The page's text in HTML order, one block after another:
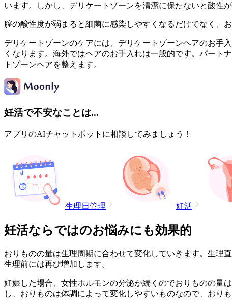
います。しかし、デリケートゾーンを清潔に保たないと酸性
膣の酸性度が弱まると細菌に感染しやすくなるだけでなく、
デリケートゾーンのケアには、デリケートゾーンヘアのお手
くなります。海外ではヘアのお手入れは一般的です。パート
トゾーンヘアを整えます。
妊活で不安なことは...
アプリのAIチャットボットに相談してみましょう！
生理日管理 妊活
妊活ならではのお悩みにも効果的
おりものの量は生理周期に合わせて変化していきます。生理
生理前には再び増加します。
妊娠した場合、女性ホルモンの分泌が続くのでおりものの量
し、おりものは体調によって変化しやすいものなので、おり